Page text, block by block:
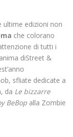
ultime edizioni non
che colorano
di tutti i
diStreet &
sfliate dedicate a
da Le bizzarre
BeBop alla Zombie